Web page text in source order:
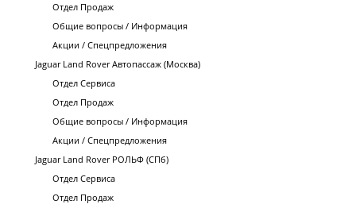
Отдел Продаж
Общие вопросы / Информация
Акции / Спецпредложения
Jaguar Land Rover Автопассаж (Москва)
Отдел Сервиса
Отдел Продаж
Общие вопросы / Информация
Акции / Спецпредложения
Jaguar Land Rover РОЛЬФ (СПб)
Отдел Сервиса
Отдел Продаж